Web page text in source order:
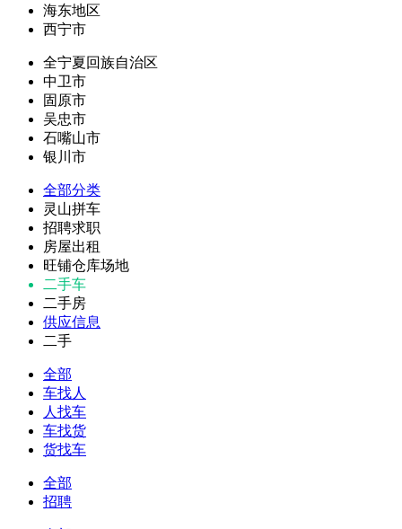
海东地区
西宁市
全宁夏回族自治区
中卫市
固原市
吴忠市
石嘴山市
银川市
全部分类
灵山拼车
招聘求职
房屋出租
旺铺仓库场地
二手车
二手房
供应信息
二手
全部
车找人
人找车
车找货
货找车
全部
招聘